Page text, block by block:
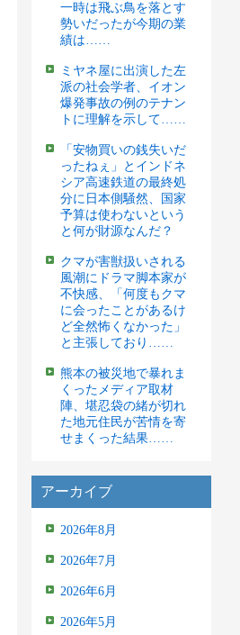
一時は飛ぶ鳥を落とす
勢いだったが今期の業
績は……
ミヤネ屋に出演した左
派の社会学者、イオン
爆発事故の例のテナン
トに理解を示して……
「安物買いの銭失いだ
ったねぇ」とインドネ
シア高速鉄道の最終処
分に日本側騒然、国家
予算は使わないという
と何が財源なんだ？
クマが害獣扱いされる
風潮にドラマ脚本家が
不快感、「何度もクマ
に会ったことがあるけ
ど全然怖くなかった」
と主張しており……
熊本の被災地で暴れま
くったメディア取材
陣、堪忍袋の緒が切れ
た地元住民が苦情を寄
せまくった結果……
アーカイブ
2026年8月
2026年7月
2026年6月
2026年5月